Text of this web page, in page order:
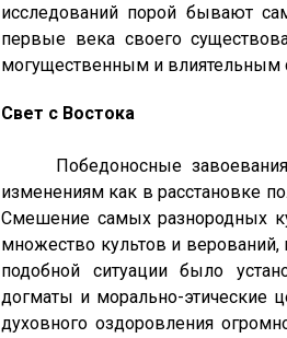
исследований порой бывают
первые века своего
могущественным и
Свет с Востока
Победоносные завоевания
изменениям как в расстановке
Смешение самых разнородных
множество культов и
подобной ситуации было
догматы и морально-этические
духовного оздоровления